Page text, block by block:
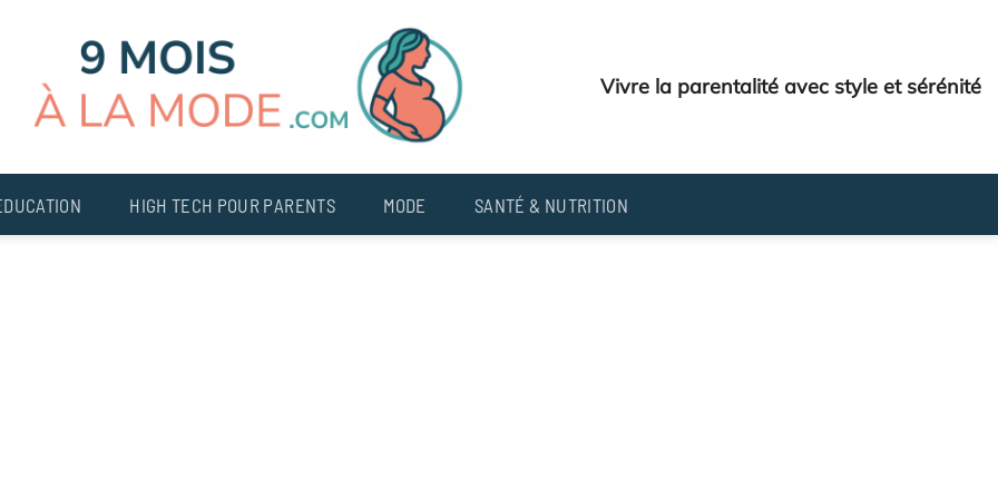
Vivre la parentalité avec style et sérénité
HIGH TECH POUR PARENTS MODE SANTÉ & NUTRITION